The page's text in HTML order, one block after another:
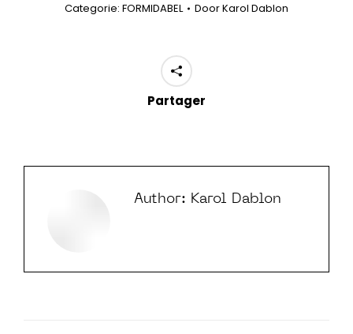
Categorie: FORMIDABEL DoorKarol Dablon
Partager
Author: Karol Dablon